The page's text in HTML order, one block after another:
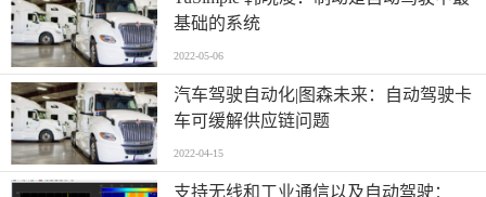
基础的系统
2022-05-06
汽车驾驶自动化|图森未来：自动驾驶卡
车可缓解供应链问题
2022-04-15
支持无线和工业通信以及自动驾驶：